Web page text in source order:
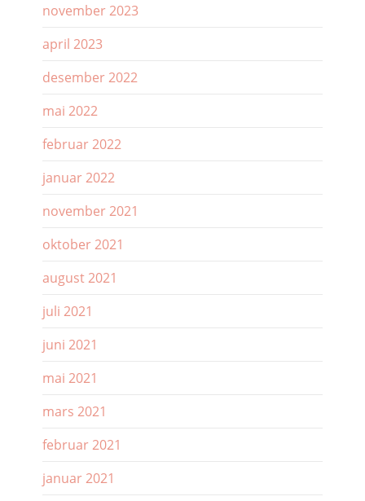
november 2023
april 2023
desember 2022
mai 2022
februar 2022
januar 2022
november 2021
oktober 2021
august 2021
juli 2021
juni 2021
mai 2021
mars 2021
februar 2021
januar 2021